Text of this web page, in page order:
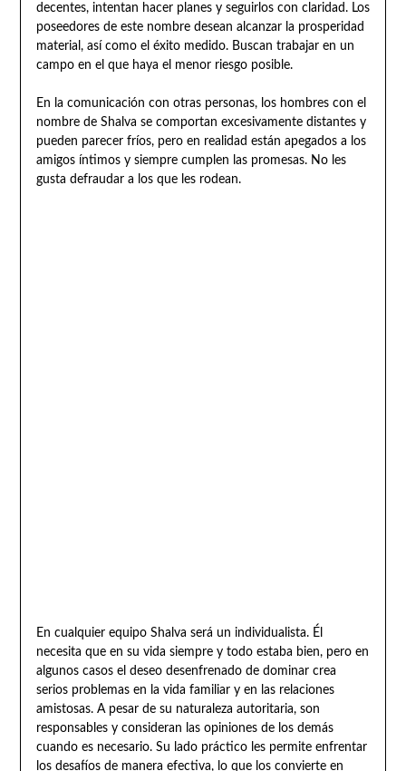
decentes, intentan hacer planes y seguirlos con claridad. Los
poseedores de este nombre desean alcanzar la prosperidad
material, así como el éxito medido. Buscan trabajar en un
campo en el que haya el menor riesgo posible.
En la comunicación con otras personas, los hombres con el
nombre de Shalva se comportan excesivamente distantes y
pueden parecer fríos, pero en realidad están apegados a los
amigos íntimos y siempre cumplen las promesas. No les
gusta defraudar a los que les rodean.
En cualquier equipo Shalva será un individualista. Él
necesita que en su vida siempre y todo estaba bien, pero en
algunos casos el deseo desenfrenado de dominar crea
serios problemas en la vida familiar y en las relaciones
amistosas. A pesar de su naturaleza autoritaria, son
responsables y consideran las opiniones de los demás
cuando es necesario. Su lado práctico les permite enfrentar
los desafíos de manera efectiva, lo que los convierte en